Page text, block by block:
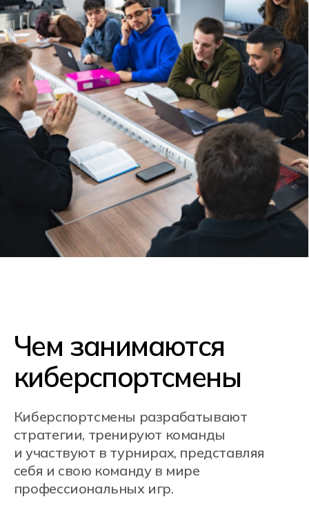
разрабатывает стратегии,
анализирует противников. Тренер
готовит команду к турнирам,
помогает достигать лучших
результатов.
Киберспортсмены разрабатывают
стратегии, тренируют команды
и участвуют в турнирах, представляя
себя и свою команду в мире
профессиональных игр.
Чем занимаются
киберспортсмены